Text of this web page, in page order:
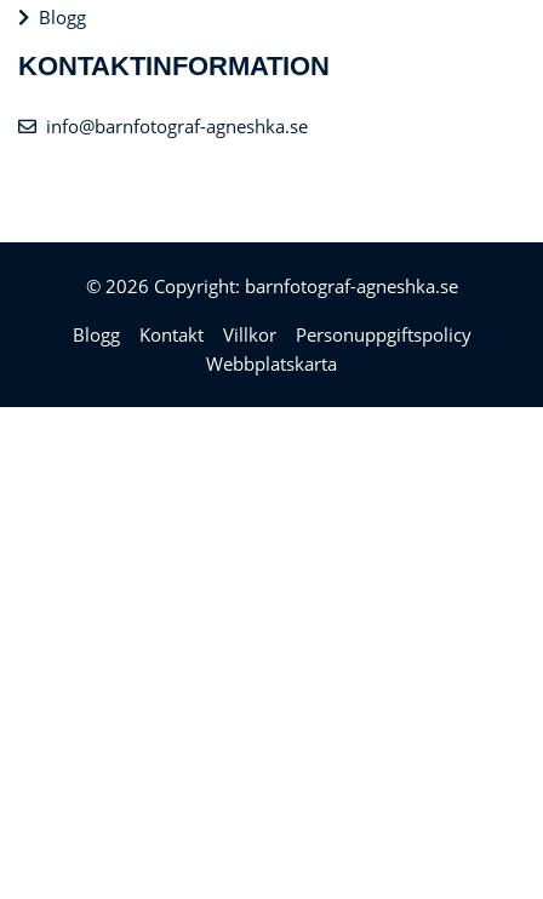
Blogg
KONTAKTINFORMATION
info@barnfotograf-agneshka.se
© 2026 Copyright: barnfotograf-agneshka.se
Blogg
Kontakt Villkor
Personuppgiftspolicy
Webbplatskarta